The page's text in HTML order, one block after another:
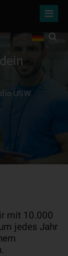
USW.
mit 10.000
jedes Jahr